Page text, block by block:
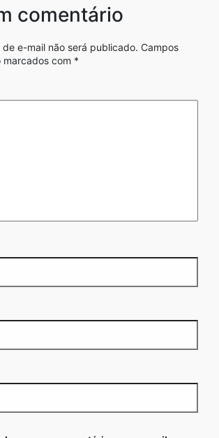
comentário
e-mail não será publicado. Campos
com *